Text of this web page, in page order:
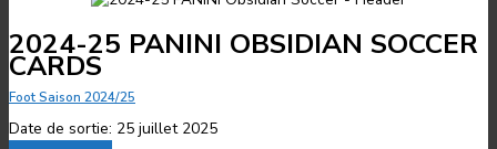
2024-25 PANINI OBSIDIAN SOCCER
CARDS
Foot Saison 2024/25
Date de sortie: 25 juillet 2025